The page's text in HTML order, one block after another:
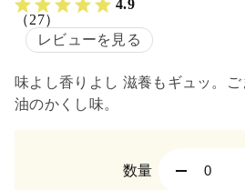
4.9
（27）
レビューを見る
味よし香りよし 滋養もギュッ。
油のかくし味。
数量